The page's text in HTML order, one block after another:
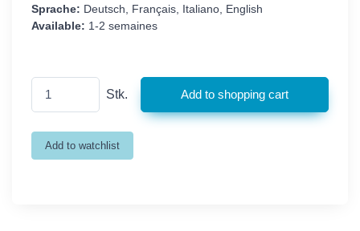
Sprache: Deutsch, Français, Italiano, English
Available: 1-2 semaines
Stk.